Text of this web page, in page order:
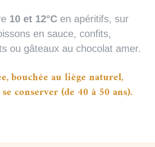
10 et 12°C en apéritifs, sur
en sauce, confits,
ou gâteaux au chocolat amer.
bouchée au liège naturel,
conserver (de 40 à 50 ans).